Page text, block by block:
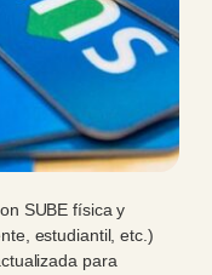
SUBE física y
estudiantil, etc.)
para